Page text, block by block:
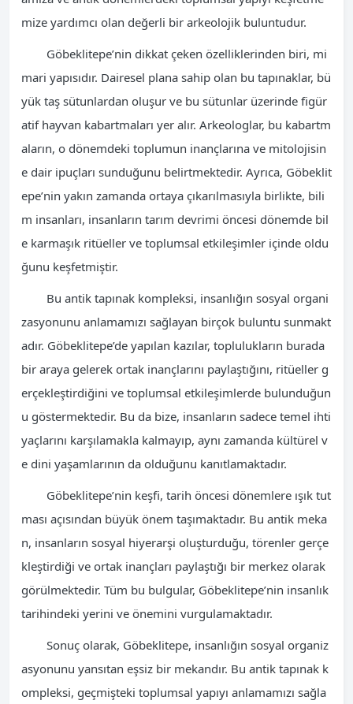
mize yardımcı olan değerli bir arkeolojik buluntudur.
Göbeklitepe’nin dikkat çeken özelliklerinden biri, mi
mari yapısıdır. Dairesel plana sahip olan bu tapınaklar, bü
yük taş sütunlardan oluşur ve bu sütunlar üzerinde figür
atif hayvan kabartmaları yer alır. Arkeologlar, bu kabartm
aların, o dönemdeki toplumun inançlarına ve mitolojisin
e dair ipuçları sunduğunu belirtmektedir. Ayrıca, Göbeklit
epe’nin yakın zamanda ortaya çıkarılmasıyla birlikte, bili
m insanları, insanların tarım devrimi öncesi dönemde bil
e karmaşık ritüeller ve toplumsal etkileşimler içinde oldu
ğunu keşfetmiştir.
Bu antik tapınak kompleksi, insanlığın sosyal organi
zasyonunu anlamamızı sağlayan birçok buluntu sunmakt
adır. Göbeklitepe’de yapılan kazılar, toplulukların burada
bir araya gelerek ortak inançlarını paylaştığını, ritüeller g
erçekleştirdiğini ve toplumsal etkileşimlerde bulunduğun
u göstermektedir. Bu da bize, insanların sadece temel ihti
yaçlarını karşılamakla kalmayıp, aynı zamanda kültürel v
e dini yaşamlarının da olduğunu kanıtlamaktadır.
Göbeklitepe’nin keşfi, tarih öncesi dönemlere ışık tut
ması açısından büyük önem taşımaktadır. Bu antik meka
n, insanların sosyal hiyerarşi oluşturduğu, törenler gerçe
kleştirdiği ve ortak inançları paylaştığı bir merkez olarak
görülmektedir. Tüm bu bulgular, Göbeklitepe’nin insanlık
tarihindeki yerini ve önemini vurgulamaktadır.
Sonuç olarak, Göbeklitepe, insanlığın sosyal organiz
asyonunu yansıtan eşsiz bir mekandır. Bu antik tapınak k
ompleksi, geçmişteki toplumsal yapıyı anlamamızı sağla